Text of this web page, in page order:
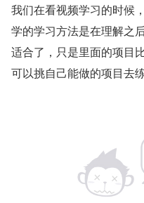
我们在看视频学习的时候
学的学习方法是在理解之
适合了，只是里面的项目
可以挑自己能做的项目去练